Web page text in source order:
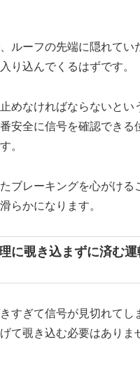
ルーフの先端に隠れてい
り込んでくるはずです。
めなければならないとい
安全に信号を確認できる
。
ブレーキングを心がける
らかになります。
に覗き込まずに済む運
すぎて信号が見切れてし
て覗き込む必要はありま